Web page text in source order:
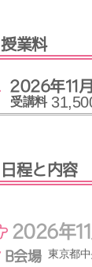
授業料
2026年11
受講料
日程と内容
2026年
B会場 東京都